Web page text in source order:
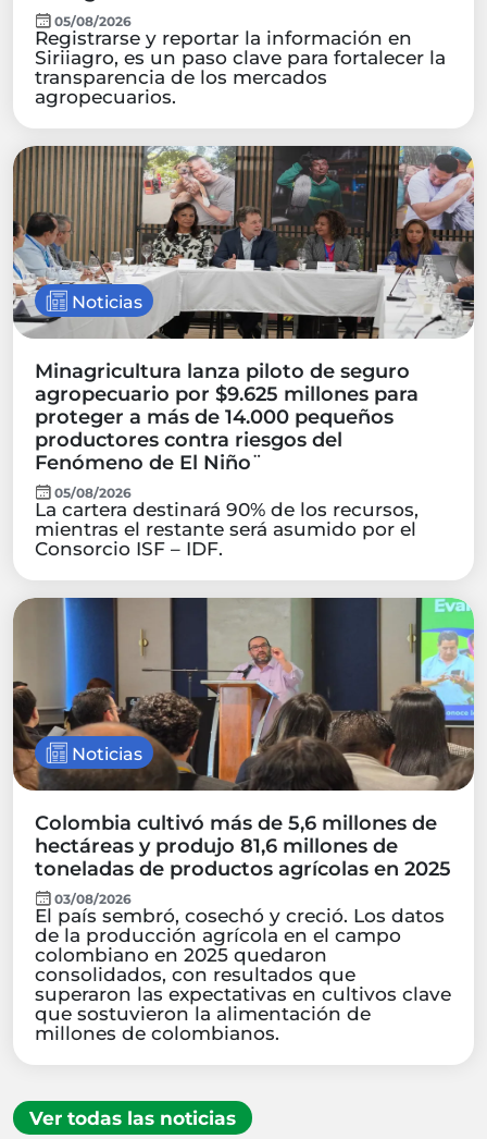
05/08/2026
Registrarse y reportar la información en
Siriiagro, es un paso clave para fortalecer la
transparencia de los mercados
agropecuarios.
Noticias
Minagricultura lanza piloto de seguro
agropecuario por $9.625 millones para
proteger a más de 14.000 pequeños
productores contra riesgos del
Fenómeno de El Niño¨
05/08/2026
La cartera destinará 90% de los recursos,
mientras el restante será asumido por el
Consorcio ISF – IDF.
Noticias
Colombia cultivó más de 5,6 millones de
hectáreas y produjo 81,6 millones de
toneladas de productos agrícolas en 2025
03/08/2026
El país sembró, cosechó y creció. Los datos
de la producción agrícola en el campo
colombiano en 2025 quedaron
consolidados, con resultados que
superaron las expectativas en cultivos clave
que sostuvieron la alimentación de
millones de colombianos.
Ver todas las noticias